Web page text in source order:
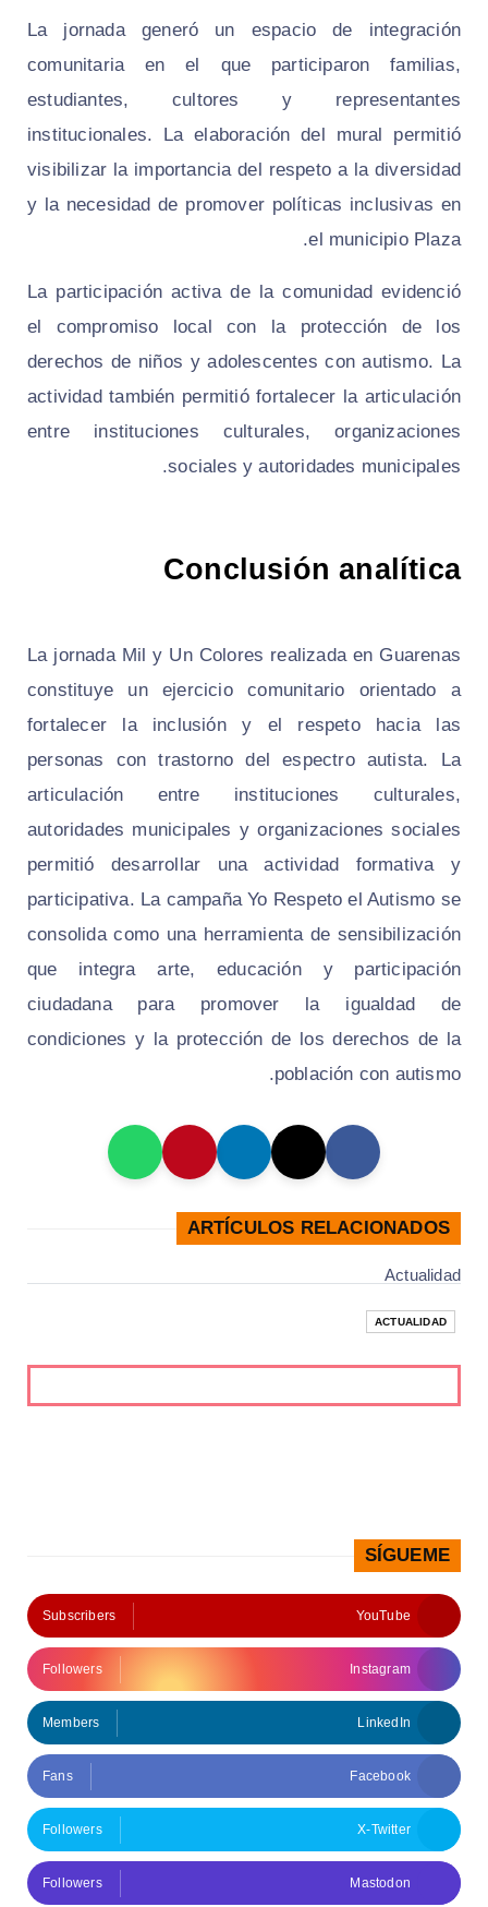
La jornada generó un espacio de integración
comunitaria en el que participaron familias,
estudiantes, cultores y representantes
institucionales. La elaboración del mural permitió
visibilizar la importancia del respeto a la diversidad
y la necesidad de promover políticas inclusivas en
el municipio Plaza.
La participación activa de la comunidad evidenció
el compromiso local con la protección de los
derechos de niños y adolescentes con autismo. La
actividad también permitió fortalecer la articulación
entre instituciones culturales, organizaciones
sociales y autoridades municipales.
Conclusión analítica
La jornada Mil y Un Colores realizada en Guarenas
constituye un ejercicio comunitario orientado a
fortalecer la inclusión y el respeto hacia las
personas con trastorno del espectro autista. La
articulación entre instituciones culturales,
autoridades municipales y organizaciones sociales
permitió desarrollar una actividad formativa y
participativa. La campaña Yo Respeto el Autismo se
consolida como una herramienta de sensibilización
que integra arte, educación y participación
ciudadana para promover la igualdad de
condiciones y la protección de los derechos de la
población con autismo.
ARTÍCULOS RELACIONADOS
Actualidad
ACTUALIDAD
SÍGUEME
YouTube
Subscribers
Instagram
Followers
LinkedIn
Members
Facebook
Fans
X-Twitter
Followers
Mastodon
Followers